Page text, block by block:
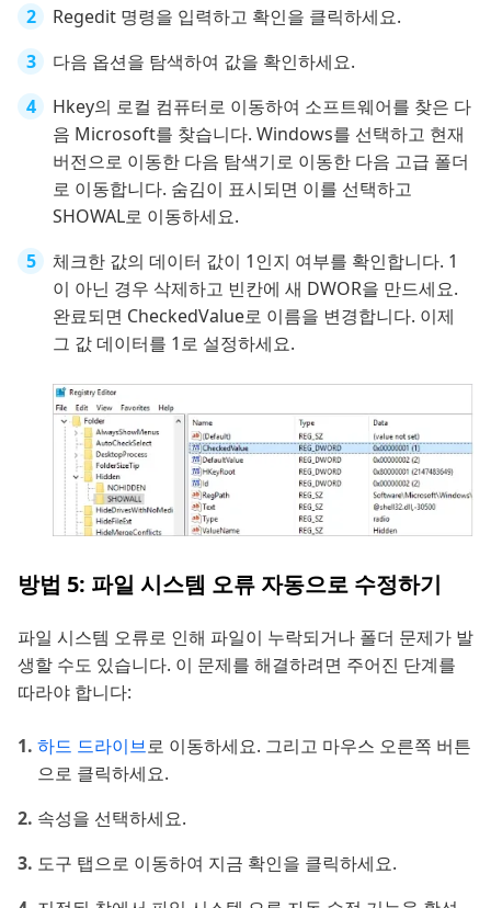
Regedit 명령을 입력하고 확인을 클릭하세요.
다음 옵션을 탐색하여 값을 확인하세요.
Hkey의 로컬 컴퓨터로 이동하여 소프트웨어를 찾은 다
음 Microsoft를 찾습니다. Windows를 선택하고 현재
버전으로 이동한 다음 탐색기로 이동한 다음 고급 폴더
로 이동합니다. 숨김이 표시되면 이를 선택하고
SHOWAL로 이동하세요.
체크한 값의 데이터 값이 1인지 여부를 확인합니다. 1
이 아닌 경우 삭제하고 빈칸에 새 DWOR을 만드세요.
완료되면 CheckedValue로 이름을 변경합니다. 이제
그 값 데이터를 1로 설정하세요.
방법 5: 파일 시스템 오류 자동으로 수정하기
파일 시스템 오류로 인해 파일이 누락되거나 폴더 문제가 발
생할 수도 있습니다. 이 문제를 해결하려면 주어진 단계를
따라야 합니다:
하드 드라이브로 이동하세요. 그리고 마우스 오른쪽 버튼
으로 클릭하세요.
속성을 선택하세요.
도구 탭으로 이동하여 지금 확인을 클릭하세요.